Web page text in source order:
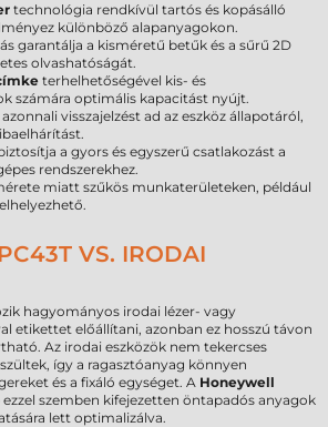
technológia rendkívül tartós és kopásálló
különböző alapanyagokon.
garantálja a kisméretű betűk és a sűrű 2D
olvashatóságát.
terhelhetőségével kis- és
számára optimális kapacitást nyújt.
visszajelzést ad az eszköz állapotáról,
a gyors és egyszerű csatlakozást a
rendszerekhez.
miatt szűkös munkaterületeken, például
VS. IRODAI
hagyományos irodai lézer- vagy
etikettet előállítani, azonban ez hosszú távon
Az irodai eszközök nem tekercses
így a ragasztóanyag könnyen
és a fixáló egységet. A Honeywell
ezzel szemben kifejezetten öntapadós anyagok
lett optimalizálva.